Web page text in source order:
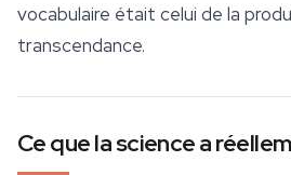
vocabulaire était celui de la
transcendance.
Ce que la science a